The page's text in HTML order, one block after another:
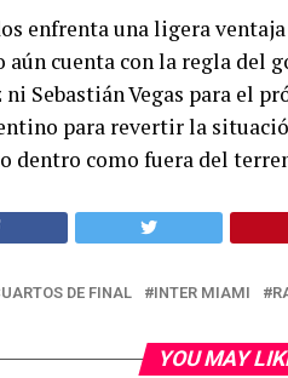
enfrenta una ligera
cuenta con la regla del
ni Sebastián Vegas para el
para revertir la
dentro como fuera del
DE FINAL INTER MIAMI
YOU MAY